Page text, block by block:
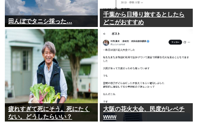
田んぼでタニシ採った…
千葉から日帰り旅するとしたら
どこがおすすめ
疲れすぎて死にそう。死にたく
ない。どうしたらいい？
大阪の花火大会、民度がレベチ
www